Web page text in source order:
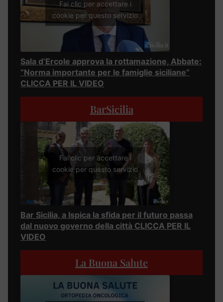
Fai clic per accettare i
cookie per questo servizio
Sala d’Ercole approva la rottamazione, Abbate:
“Norma importante per le famiglie siciliane”
CLICCA PER IL VIDEO
BarSicilia
Fai clic per accettare i
cookie per questo servizio
Bar Sicilia, a Ispica la sfida per il futuro passa
dal nuovo governo della città CLICCA PER IL
VIDEO
La Buona Salute